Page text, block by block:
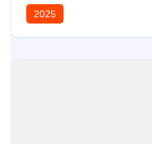
2025